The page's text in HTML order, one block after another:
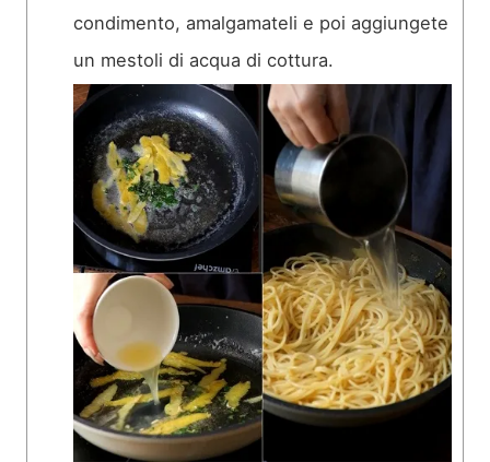
condimento, amalgamateli e poi aggiungete
un mestoli di acqua di cottura.